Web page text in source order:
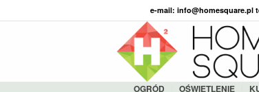
e-mail: info@homesquare.pl
OGRÓD OŚWIETLENIE